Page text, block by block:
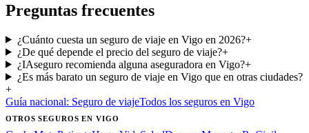
Preguntas frecuentes
¿Cuánto cuesta un seguro de viaje en Vigo en 2026?+
¿De qué depende el precio del seguro de viaje?+
¿IAseguro recomienda alguna aseguradora en Vigo?+
¿Es más barato un seguro de viaje en Vigo que en otras ciudades?
+
Guía nacional: Seguro de viajeTodos los seguros en Vigo
OTROS SEGUROSEN VIGO